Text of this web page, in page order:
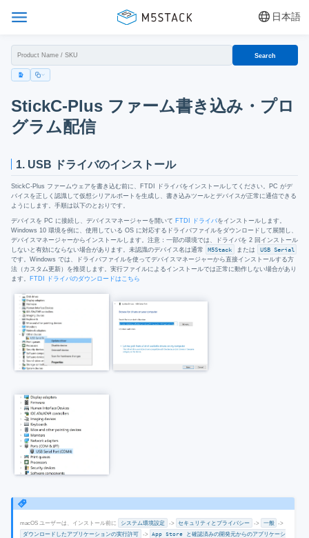
日本語
Search
StickC-Plus ファーム書き込み・プロ
グラム配信
1. USB ドライバのインストール
StickC-Plus ファームウェアを書き込む前に、FTDI ドライバをインストールしてください。PC がデ
バイスを正しく認識して仮想シリアルポートを生成し、書き込みツールとデバイスが正常に通信できる
ようにします。手順は以下のとおりです。
デバイスを PC に接続し、デバイスマネージャーを開いて FTDI ドライバをインストールします。
Windows 10 環境を例に、使用している OS に対応するドライバファイルをダウンロードして展開し、
デバイスマネージャーからインストールします。注意：一部の環境では、ドライバを 2 回インストール
しないと有効にならない場合があります。未認識のデバイス名は通常
M5Stack または
USB Serial
です。Windows では、ドライバファイルを使ってデバイスマネージャーから直接インストールする方
法（カスタム更新）を推奨します。実行ファイルによるインストールでは正常に動作しない場合があり
ます。 FTDI ドライバのダウンロードはこちら
macOS ユーザーは、インストール前に システム環境設定 -> セキュリティとプライバシー -> 一般 ->
ダウンロードしたアプリケーションの実行許可 -> App Store と確認済みの開発元からのアプリケーシ